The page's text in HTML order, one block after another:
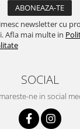
newsletter cu
Afla mai multe in
SOCIAL
ne in social